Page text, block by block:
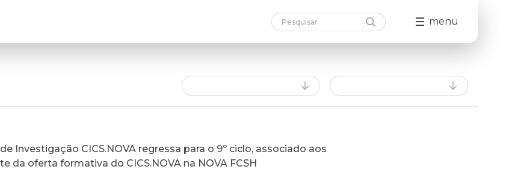
menu
Investigação CICS.NOVA regressa para o 9º ciclo, associado aos
da oferta formativa do CICS.NOVA na NOVA FCSH